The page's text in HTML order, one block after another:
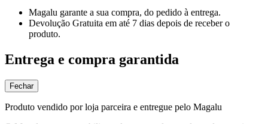
Magalu garante a sua compra, do pedido à entrega.
Devolução Gratuita em até 7 dias depois de receber o
produto.
Entrega e compra garantida
Fechar
Produto vendido por loja parceira e entregue pelo Magalu